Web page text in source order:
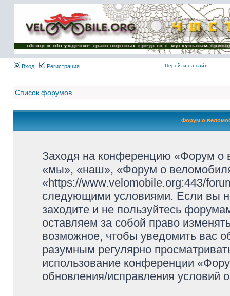
Имя пользователя:
Пароль:
{ LOG_ME_IN_SHORT
}
Вход
Регистрация Перейти на сайт
Список форумов
Форум о
Заходя на конференцию «Форум о
«мы», «наш», «Форум о
«https://www.velomobile.org:443/
следующими условиями. Если вы
заходите и не пользуйтесь
оставляем за собой право
возможное, чтобы уведомить вас
разумным регулярно
использование конференции
обновления/исправления условий